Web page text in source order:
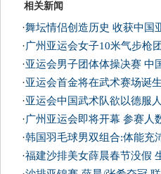
相关新闻
·舞坛情侣创造历史 收获中国
·广州亚运会女子10米气步枪
·亚运会男子团体体操决赛 中
·亚运会首金将在武术赛场诞
·亚运会中国武术队欲以德服
·广州亚运会即将开幕 参赛人
·韩国羽毛球男双组合:体能充
·福建沙排美女薛晨春节没假